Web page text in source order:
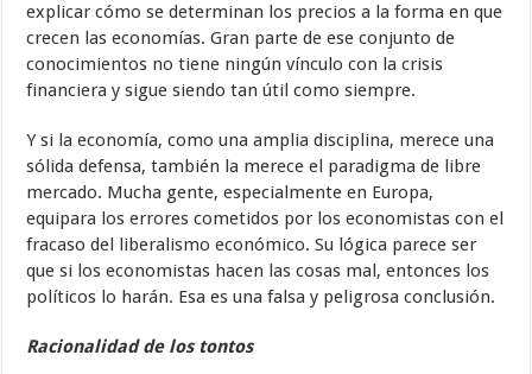
explicar cómo se determinan los precios a la forma en que
crecen las economías. Gran parte de ese conjunto de
conocimientos no tiene ningún vínculo con la crisis
financiera y sigue siendo tan útil como siempre.
Y si la economía, como una amplia disciplina, merece una
sólida defensa, también la merece el paradigma de libre
mercado. Mucha gente, especialmente en Europa,
equipara los errores cometidos por los economistas con el
fracaso del liberalismo económico. Su lógica parece ser
que si los economistas hacen las cosas mal, entonces los
políticos lo harán. Esa es una falsa y peligrosa conclusión.
Racionalidad de los tontos